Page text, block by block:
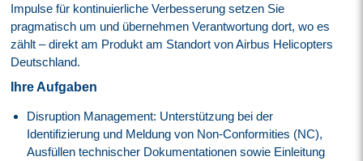
Impulse für kontinuierliche Verbesserung setzen Sie
pragmatisch um und übernehmen Verantwortung dort, wo es
zählt – direkt am Produkt am Standort von Airbus Helicopters
Deutschland.
Ihre Aufgaben
Disruption Management: Unterstützung bei der
Identifizierung und Meldung von Non-Conformities (NC),
Ausfüllen technischer Dokumentationen sowie Einleitung